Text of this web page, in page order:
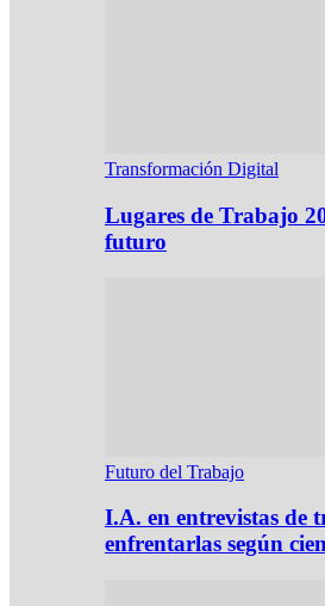
Transformación Digital
Lugares de Trabajo
futuro
Futuro del Trabajo
I.A. en entrevistas de
enfrentarlas según